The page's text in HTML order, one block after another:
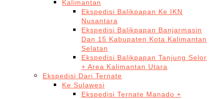
Kalimantan
Ekspedisi Balikpapan Ke IKN
Nusantara
Ekspedisi Balikpapan Banjarmasin
Dan 15 Kabupaten Kota Kalimantan
Selatan
Ekspedisi Balikpapan Tanjung Selor
+ Area Kalimantan Utara
Ekspedisi Dari Ternate
Ke Sulawesi
Ekspedisi Ternate Manado +